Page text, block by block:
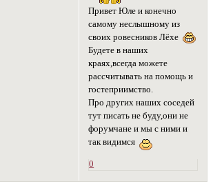
Привет Юле и конечно
самому неслышному из
своих ровесников Лёхе
Будете в наших
краях,всегда можете
рассчитывать на помощь и
гостеприимство.
Про других наших соседей
тут писать не буду,они не
форумчане и мы с ними и
так видимся
0